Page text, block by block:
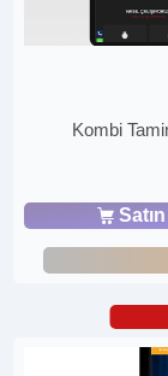
Kombi
Satın